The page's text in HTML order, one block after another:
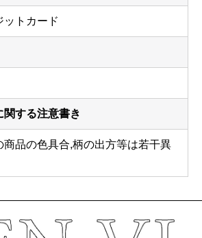
ットカード
する注意書き
商品の色具合,柄の出方等は若干異